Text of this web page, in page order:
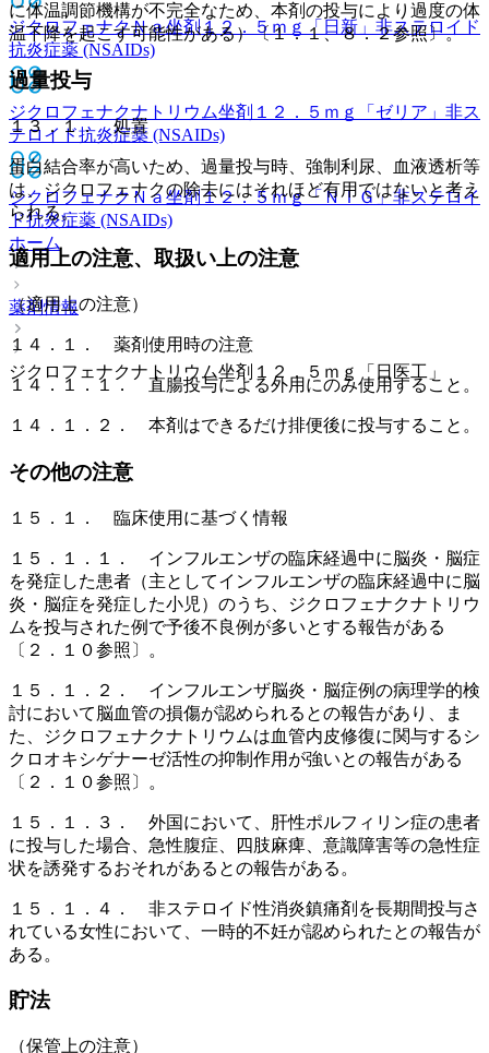
ジクロフェナクＮａ坐剤１２．５ｍｇ「日新」 非ステロイド
抗炎症薬 (NSAIDs)
ジクロフェナクナトリウム坐剤１２．５ｍｇ「ゼリア」 非ス
テロイド抗炎症薬 (NSAIDs)
ジクロフェナクＮａ坐剤１２．５ｍｇ「ＮＩＧ」非ステロイ
ド抗炎症薬 (NSAIDs)
ホーム
薬剤情報
ジクロフェナクナトリウム坐剤１２．５ｍｇ「日医工」
に体温調節機構が不完全なため、本剤の投与により過度の体
温下降を起こす可能性がある）〔１．１、８．２参照〕。
過量投与
１３．１． 処置
蛋白結合率が高いため、過量投与時、強制利尿、血液透析等
は、ジクロフェナクの除去にはそれほど有用ではないと考え
られる。
適用上の注意、取扱い上の注意
（適用上の注意）
１４．１． 薬剤使用時の注意
１４．１．１． 直腸投与による外用にのみ使用すること。
１４．１．２． 本剤はできるだけ排便後に投与すること。
その他の注意
１５．１． 臨床使用に基づく情報
１５．１．１． インフルエンザの臨床経過中に脳炎・脳症
を発症した患者（主としてインフルエンザの臨床経過中に脳
炎・脳症を発症した小児）のうち、ジクロフェナクナトリウ
ムを投与された例で予後不良例が多いとする報告がある
〔２．１０参照〕。
１５．１．２． インフルエンザ脳炎・脳症例の病理学的検
討において脳血管の損傷が認められるとの報告があり、ま
た、ジクロフェナクナトリウムは血管内皮修復に関与するシ
クロオキシゲナーゼ活性の抑制作用が強いとの報告がある
〔２．１０参照〕。
１５．１．３． 外国において、肝性ポルフィリン症の患者
に投与した場合、急性腹症、四肢麻痺、意識障害等の急性症
状を誘発するおそれがあるとの報告がある。
１５．１．４． 非ステロイド性消炎鎮痛剤を長期間投与さ
れている女性において、一時的不妊が認められたとの報告が
ある。
貯法
（保管上の注意）